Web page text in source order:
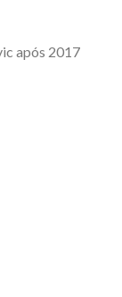
após 2017